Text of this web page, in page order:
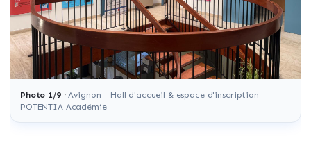
Photo 1/9·Avignon - Hall d'accueil & espace d'inscription
POTENTIA Académie